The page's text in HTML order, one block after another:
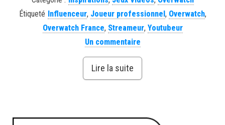
Étiqueté Influenceur, Joueur professionnel, Overwatch,
Overwatch France, Streameur, Youtubeur
Un commentaire
Lire la suite